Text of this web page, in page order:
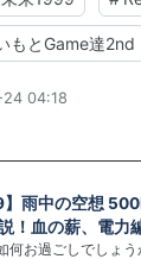
もとGame達2nd
04:18
】雨中の空想
！血の薪、電力
何お過ごしでしょ